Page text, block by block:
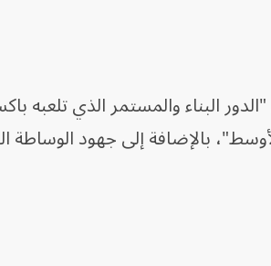
البناء والمستمر الذي تلعبه
بالإضافة إلى جهود الوساطة